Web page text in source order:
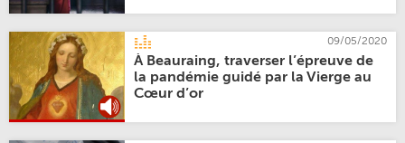
09/05/2020
À Beauraing, traverser l’épreuve de
la pandémie guidé par la Vierge au
Cœur d’or